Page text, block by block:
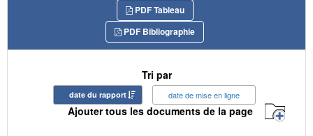
PDF Tableau
PDF Bibliographie
Tri par
date du rapport date de mise en ligne
Ajouter tous les documents de la page